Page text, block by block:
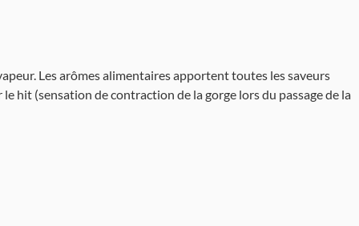
Les arômes alimentaires apportent toutes les saveurs
hit (sensation de contraction de la gorge lors du passage de la